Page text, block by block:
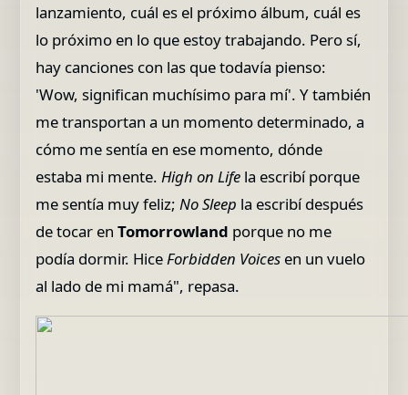
lanzamiento, cuál es el próximo álbum, cuál es
lo próximo en lo que estoy trabajando. Pero sí,
hay canciones con las que todavía pienso:
'Wow, significan muchísimo para mí'. Y también
me transportan a un momento determinado, a
cómo me sentía en ese momento, dónde
estaba mi mente.High on Life la escribí porque
me sentía muy feliz; No Sleep la escribí después
de tocar en Tomorrowland porque no me
podía dormir. HiceForbidden Voices en un vuelo
al lado de mi mamá", repasa.